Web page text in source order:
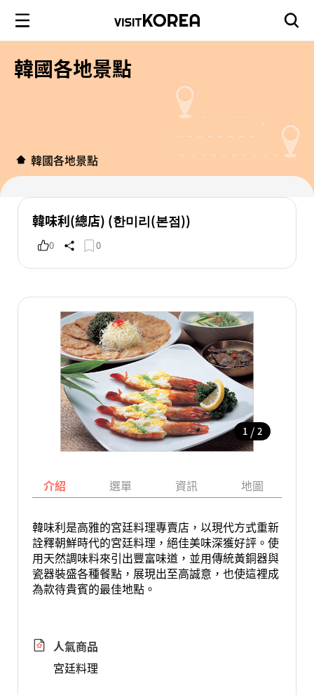
韓國各地景點
韓國各地景點
韓味利(總店) (한미리(본점))
0 0
1 / 2
介紹 選單 資訊 地圖
韓味利是高雅的宮廷料理專賣店，以現代方式重新
詮釋朝鮮時代的宮廷料理，絕佳美味深獲好評。使
用天然調味料來引出豐富味道，並用傳統黃銅器與
瓷器裝盛各種餐點，展現出至高誠意，也使這裡成
為款待貴賓的最佳地點。
人氣商品
宮廷料理